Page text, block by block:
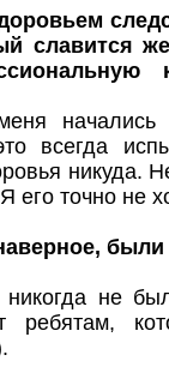
славится
начались
всегда
никуда.
его точно не
были
не